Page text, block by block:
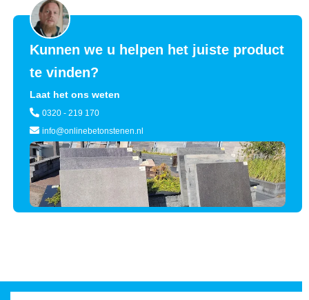
Kunnen we u helpen het juiste product
te vinden?
Laat het ons weten
0320 - 219 170
info@onlinebetonstenen.nl